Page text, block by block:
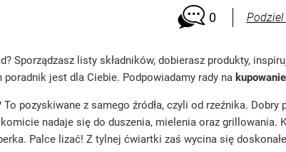
0
Sporządzasz listy składników, dobierasz produkty,
jest dla Ciebie. Podpowiadamy rady na
pozyskiwane z samego źródła, czyli od rzeźnika.
nadaje się do duszenia, mielenia oraz
Palce lizać! Z tylnej ćwiartki zaś wycina się